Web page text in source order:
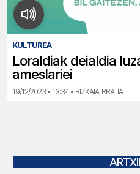
KULTUREA
Loraldiak deialdia
ameslariei
19/12/2023 • 13:34 • BIZKAIA IRRATIA